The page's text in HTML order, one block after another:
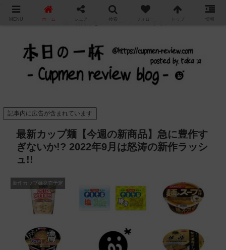
カップ麺の新商品をレビュー / アレンジするブログ
記事内に広告が含まれています
最新カップ麺【今週の新商品】急に豊作す
ぎないか!? 2022年9月は怒涛の新作ラッシ
ュ!!
新作カップ麺発売予定
MENU ホーム シェア 検索 フォロー トップ 情報